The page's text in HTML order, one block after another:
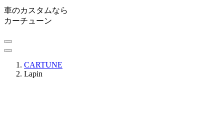
車のカスタムなら
カーチューン
CARTUNE
Lapin